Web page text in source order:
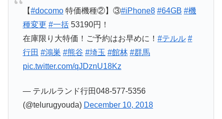
【#docomo特価機種②】③#iPhone8 #64GB #機
種変更 #一括53190円！
在庫限り大特価！ご予約はお早めに！ #テルル #
行田 #鴻巣 #熊谷 #埼玉 #館林 #群馬
pic.twitter.com/qJDznU18Kz
— テルルランド行田048-577-5356
(@telurugyouda) December 10, 2018